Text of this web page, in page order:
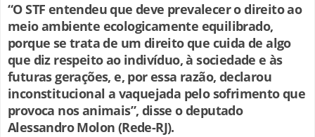
“O STF entendeu que deve prevalecer o direito ao
meio ambiente ecologicamente equilibrado,
porque se trata de um direito que cuida de algo
que diz respeito ao indivíduo, à sociedade e às
futuras gerações, e, por essa razão, declarou
inconstitucional a vaquejada pelo sofrimento que
provoca nos animais”, disse o deputado
Alessandro Molon (Rede-RJ).